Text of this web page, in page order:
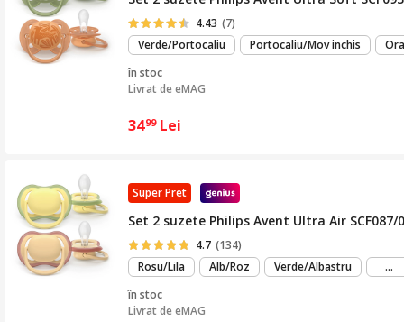
4.43 (7)
Verde/Portocaliu
Portocaliu/Mov inchis
în stoc
Livrat deeMAG
3499 Lei
Super Pret
Set 2 suzete Philips Avent Ultra Air
4.7 (134)
Rosu/Lila
Alb/Roz Verde/Albastru ...
în stoc
Livrat deeMAG